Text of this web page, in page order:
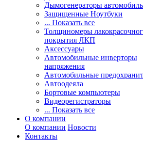
Дымогенераторы
Защищенные Ноутбуки
... Показать все
Толщиномеры
покрытия ЛКП
Аксессуары
Автомобильные инверторы
напряжения
Автомобильные
Автоодеяла
Бортовые компьютеры
Видеорегистраторы
... Показать все
О компании
О компании Новости
Контакты